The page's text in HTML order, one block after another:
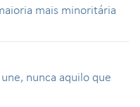
mais minoritária
nunca aquilo que